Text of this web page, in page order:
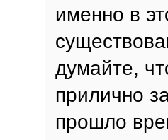
именно в
думайте,
прилично
прошло